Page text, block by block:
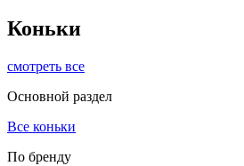
Коньки
смотреть все
Основной раздел
Все коньки
По бренду